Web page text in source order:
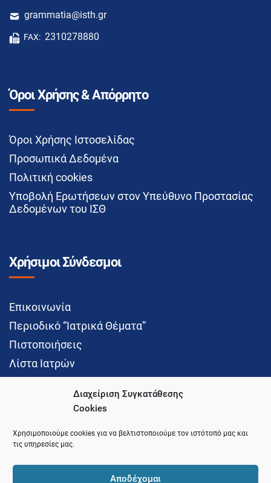
Διαχείριση Συγκατάθεσης
Cookies
Χρησιμοποιούμε cookies για να βελτιστοποιούμε τον ιστότοπό μας και
τις υπηρεσίες μας.
Αποδέχομαι
grammatia@isth.gr
FAX: 2310278880
Όροι Χρήσης & Απόρρητο
Όροι Χρήσης Ιστοσελίδας
Προσωπικά Δεδομένα
Πολιτική cookies
Υποβολή Ερωτήσεων στον Υπεύθυνο Προστασίας
Δεδομένων του ΙΣΘ
Χρήσιμοι Σύνδεσμοι
Επικοινωνία
Περιοδικό “Ιατρικά Θέματα”
Πιστοποιήσεις
Λίστα Ιατρών
Social Media